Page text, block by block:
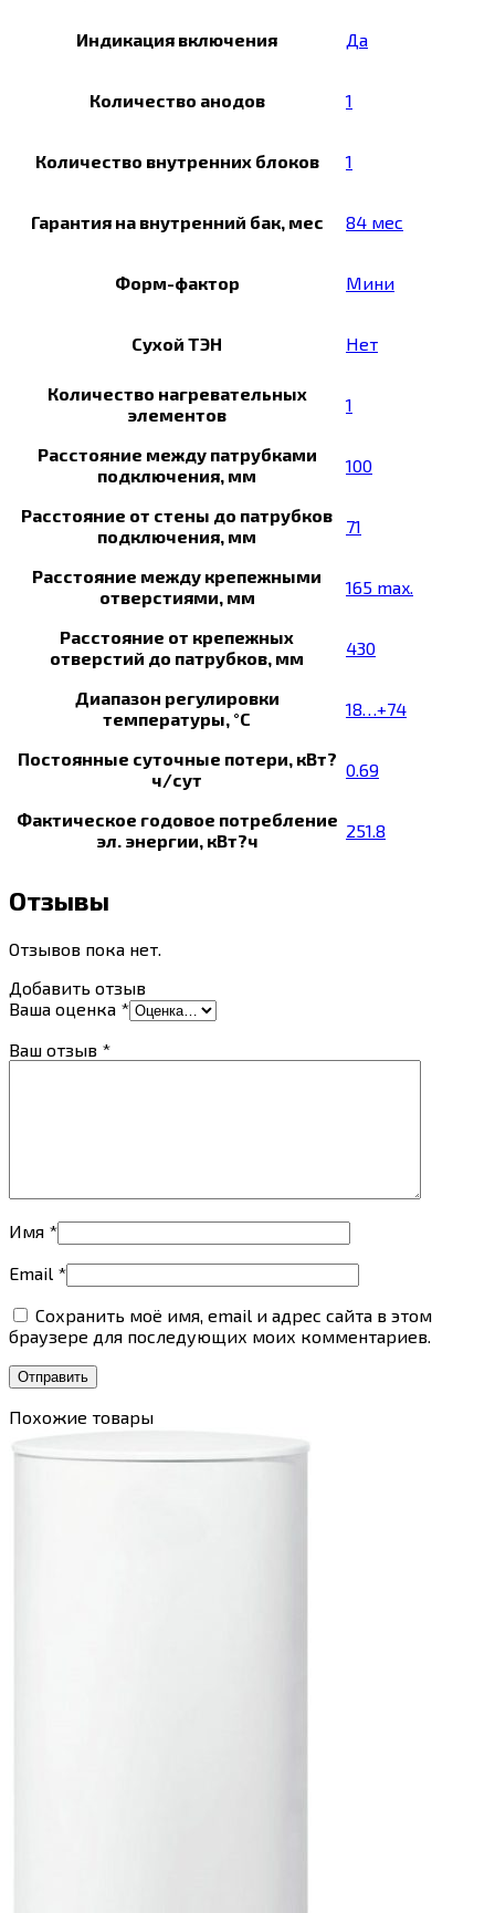
Индикация включения Да
Количество анодов 1
Количество внутренних блоков 1
Гарантия на внутренний бак, мес 84 мес
Форм-фактор Мини
Сухой ТЭН Нет
Количество нагревательных
элементов
1
Расстояние между патрубками
подключения, мм
100
Расстояние от стены до патрубков
подключения, мм
71
Расстояние между крепежными
отверстиями, мм
165 max.
Расстояние от крепежных
отверстий до патрубков, мм
430
Диапазон регулировки
температуры, °С
18…+74
Постоянные суточные потери, кВт?
ч/сут
0.69
Фактическое годовое потребление
эл. энергии, кВт?ч
251.8
Отзывы
Отзывов пока нет.
Добавить отзыв
Ваша оценка *
Ваш отзыв *
Имя *
Email *
Сохранить моё имя, email и адрес сайта в этом
браузере для последующих моих комментариев.
Похожие товары